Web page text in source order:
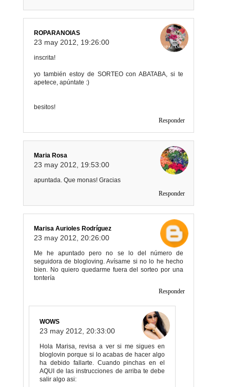
ROPARANOIAS
23 may 2012, 19:26:00
inscrita!
yo también estoy de SORTEO con ABATABA, si te
apetece, apúntate :)
besitos!
Responder
Maria Rosa
23 may 2012, 19:53:00
apuntada. Que monas! Gracias
Responder
Marisa Aurioles Rodríguez
23 may 2012, 20:26:00
Me he apuntado pero no se lo del número de
seguidora de blogloving. Avísame si no lo he hecho
bien. No quiero quedarme fuera del sorteo por una
tontería
Responder
WOWS
23 may 2012, 20:33:00
Hola Marisa, revisa a ver si me sigues en
bloglovin porque si lo acabas de hacer algo
ha debido fallarte. Cuando pinchas en el
AQUI de las instrucciones de arriba te debe
salir algo asi: